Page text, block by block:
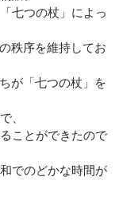
七つの杖」によっ
秩序を維持してお
が「七つの杖」を
、
ことができたので
でのどかな時間が